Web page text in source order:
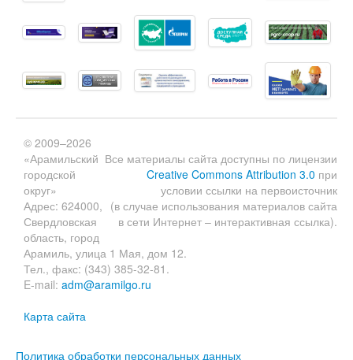
Все материалы сайта доступны по лицензии
Creative Commons Attribution 3.0 при
условии ссылки на первоисточник
(в случае использования материалов сайта
в сети Интернет – интерактивная ссылка).
© 2009–2026
«Арамильский
городской
округ»
Адрес: 624000,
Свердловская
область, город
Арамиль, улица 1 Мая, дом 12.
Тел., факс: (343) 385-32-81.
E-mail: adm@aramilgo.ru
Карта сайта
Политика обработки персональных данных